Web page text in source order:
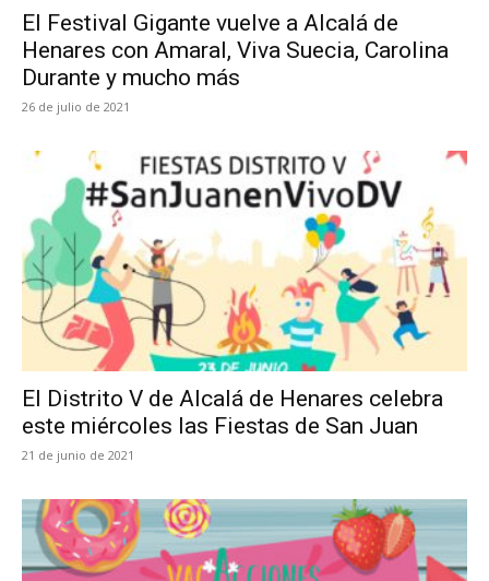
El Festival Gigante vuelve a Alcalá de
Henares con Amaral, Viva Suecia, Carolina
Durante y mucho más
26 de julio de 2021
El Distrito V de Alcalá de Henares celebra
este miércoles las Fiestas de San Juan
21 de junio de 2021